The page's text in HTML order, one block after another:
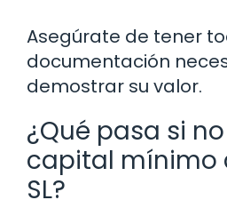
Asegúrate de tener
documentación
demostrar su valor.
¿Qué pasa si
capital mínimo
SL?